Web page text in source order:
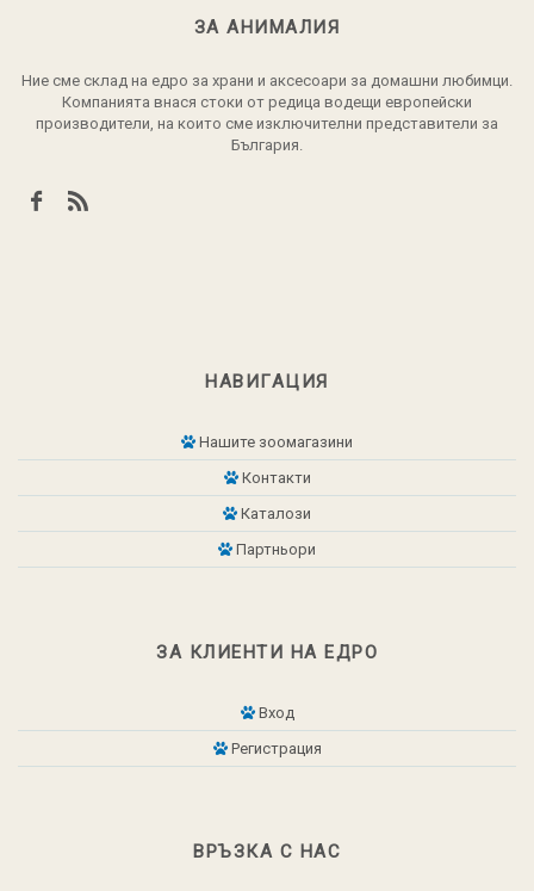
ЗА АНИМАЛИЯ
Ние сме склад на едро за храни и аксесоари за домашни любимци.
Компанията внася стоки от редица водещи европейски
производители, на които сме изключителни представители за
България.
НАВИГАЦИЯ
Нашите зоомагазини
Контакти
Каталози
Партньори
ЗА КЛИЕНТИ НА ЕДРО
Вход
Регистрация
ВРЪЗКА С НАС